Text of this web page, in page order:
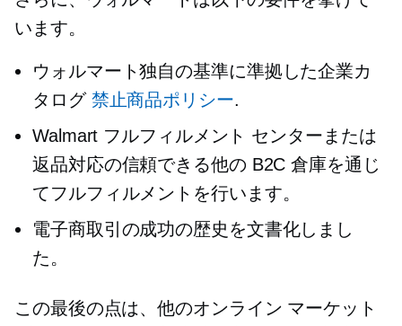
います。
ウォルマート独自の基準に準拠した企業カ
タログ 禁止商品ポリシー.
Walmart フルフィルメント センターまたは
返品対応の信頼できる他の B2C 倉庫を通じ
てフルフィルメントを行います。
電子商取引の成功の歴史を文書化しまし
た。
この最後の点は、他のオンライン マーケット